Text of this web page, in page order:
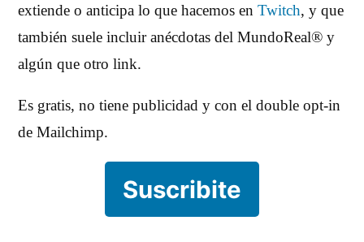
extiende o anticipa lo que hacemos en Twitch, y que
también suele incluir anécdotas del MundoReal® y
algún que otro link.
Es gratis, no tiene publicidad y con el double opt-in
de Mailchimp.
Suscribite